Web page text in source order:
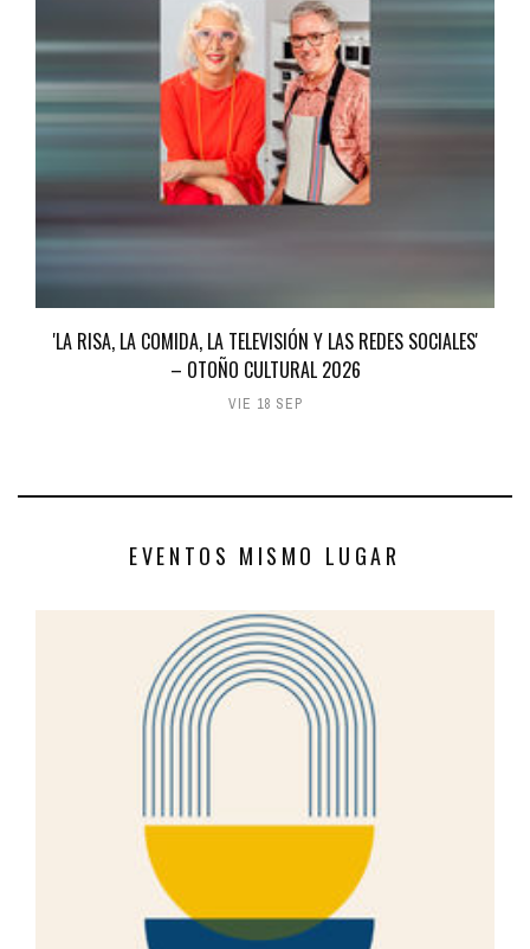
'LA RISA, LA COMIDA, LA TELEVISIÓN Y LAS REDES SOCIALES'
– OTOÑO CULTURAL 2026
VIE 18 SEP
EVENTOS MISMO LUGAR